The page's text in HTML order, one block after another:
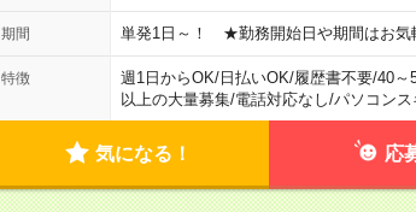
期間 単発1日～！ ★勤務開始日や期間はお
特徴 週1日からOK/日払いOK/履歴書不要/40～
以上の大量募集/電話対応なし/パソコンス
気になる！ 応